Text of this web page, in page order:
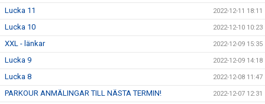
Lucka 11 2022-12-11 18:11
Lucka 10 2022-12-10 10:23
XXL - länkar 2022-12-09 15:35
Lucka 9 2022-12-09 14:18
Lucka 8 2022-12-08 11:47
PARKOUR ANMÄLINGAR TILL NÄSTA TERMIN! 2022-12-07 12:31